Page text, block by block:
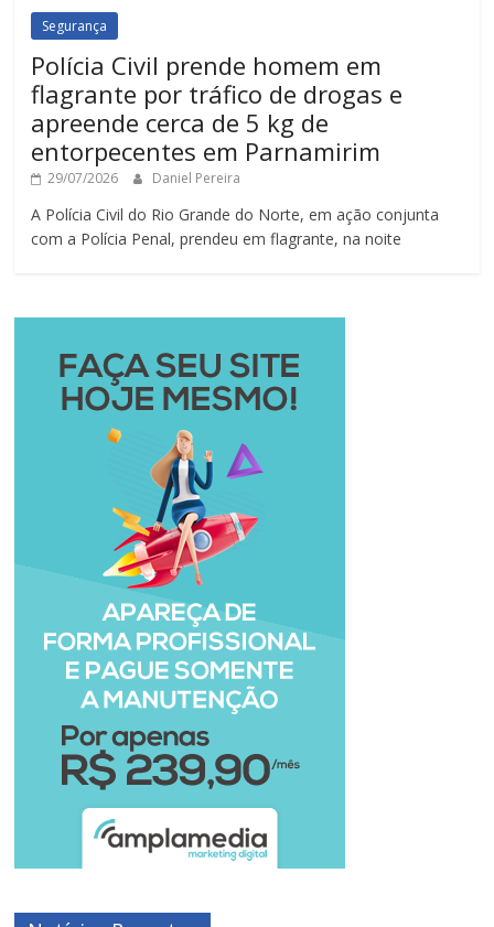
Segurança
Polícia Civil prende homem em
flagrante por tráfico de drogas e
apreende cerca de 5 kg de
entorpecentes em Parnamirim
29/07/2026 Daniel Pereira
A Polícia Civil do Rio Grande do Norte, em ação conjunta
com a Polícia Penal, prendeu em flagrante, na noite